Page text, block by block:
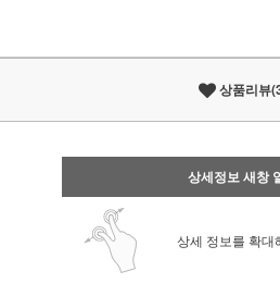
상품리뷰
상세정보 새창
상세 정보를 확대